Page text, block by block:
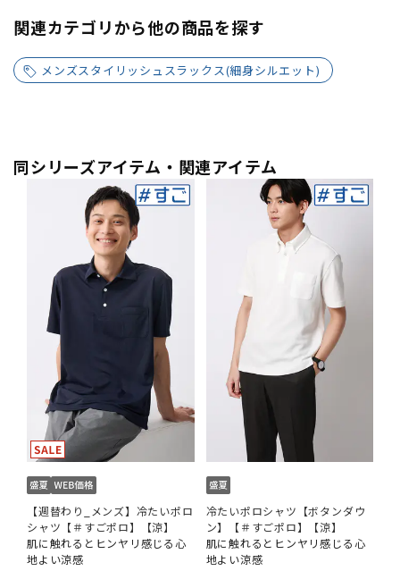
関連カテゴリから他の商品を探す
メンズスタイリッシュスラックス(細身シルエット)
同シリーズアイテム・関連アイテム
【週替わり_メンズ】冷たいポロ
シャツ【＃すごポロ】【涼】
肌に触れるとヒンヤリ感じる心
地よい涼感
冷たいポロシャツ【ボタンダウ
ン】【＃すごポロ】【涼】
肌に触れるとヒンヤリ感じる心
地よい涼感